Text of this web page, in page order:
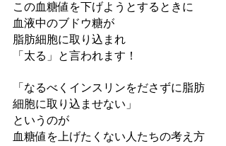
この血糖値を下げようとするときに
血液中のブドウ糖が
脂肪細胞に取り込まれ
「太る」と言われます！
「なるべくインスリンをださずに脂肪
細胞に取り込ませない」
というのが
血糖値を上げたくない人たちの考え方